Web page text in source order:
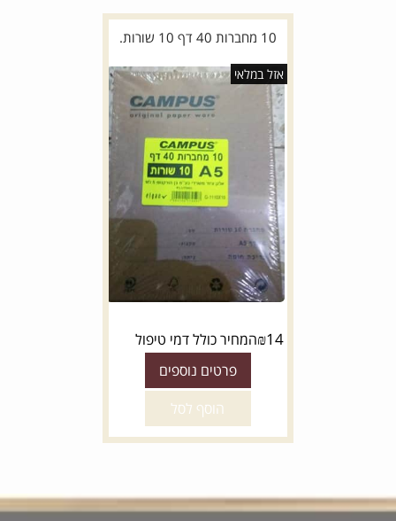
10 מחברות 40 דף 10 שורות.
אזל במלאי
₪14 המחיר כולל דמי טיפול
פרטים נוספים
הוסף לסל